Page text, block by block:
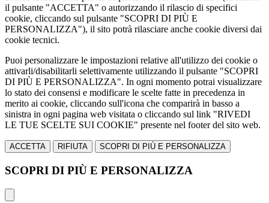
il pulsante "ACCETTA" o autorizzando il rilascio di specifici
cookie, cliccando sul pulsante "SCOPRI DI PIÙ E
PERSONALIZZA"), il sito potrà rilasciare anche cookie diversi dai
cookie tecnici.
Puoi personalizzare le impostazioni relative all'utilizzo dei cookie o
attivarli/disabilitarli selettivamente utilizzando il pulsante "SCOPRI
DI PIÙ E PERSONALIZZA". In ogni momento potrai visualizzare
lo stato dei consensi e modificare le scelte fatte in precedenza in
merito ai cookie, cliccando sull'icona che comparirà in basso a
sinistra in ogni pagina web visitata o cliccando sul link "RIVEDI
LE TUE SCELTE SUI COOKIE" presente nel footer del sito web.
ACCETTA RIFIUTA SCOPRI DI PIÙ E PERSONALIZZA
SCOPRI DI PIÙ E PERSONALIZZA